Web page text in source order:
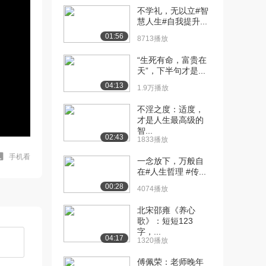
手机看
01:56
不学礼，无以立#智
慧人生#自我提升...
8713播放
04:13
“生死有命，富贵在
天”，下半句才是...
1.9万播放
02:43
不淫之度：适度，
才是人生最高级的
智...
1833播放
00:28
一念放下，万般自
在#人生哲理 #传...
4074播放
04:17
北宋邵雍《养心
歌》：短短123
字，...
1320播放
傅佩荣：老师晚年